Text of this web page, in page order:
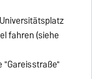
fahren (siehe
"Gareisstraße"